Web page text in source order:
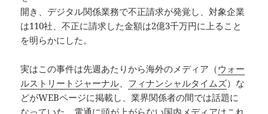
開き、デジタル関係業務で不正請求が発覚し、対象企業
は110社、不正に請求した金額は2億3千万円に上ること
を明らかにした。
実はこの事件は先週あたりから海外のメディア（ウォー
ルストリートジャーナル、 フィナンシャルタイムズ）な
どがWEBページに掲載し、業界関係者の間では話題に